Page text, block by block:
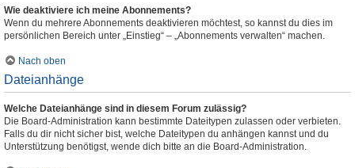
Wie deaktiviere ich meine Abonnements?
Wenn du mehrere Abonnements deaktivieren möchtest, so kannst du dies im
persönlichen Bereich unter „Einstieg“ – „Abonnements verwalten“ machen.
Nach oben
Dateianhänge
Welche Dateianhänge sind in diesem Forum zulässig?
Die Board-Administration kann bestimmte Dateitypen zulassen oder verbieten.
Falls du dir nicht sicher bist, welche Dateitypen du anhängen kannst und du
Unterstützung benötigst, wende dich bitte an die Board-Administration.